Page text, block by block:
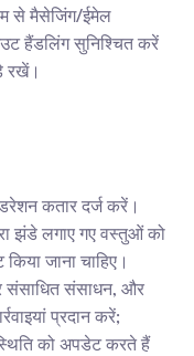
से मैसेजिंग/ईमेल
हैंडलिंग सुनिश्चित करें
रखें।
कतार दर्ज करें।
झंडे लगाए गए वस्तुओं को
जाना चाहिए।
संसाधित संसाधन, और
प्रदान करें;
को अपडेट करते हैं